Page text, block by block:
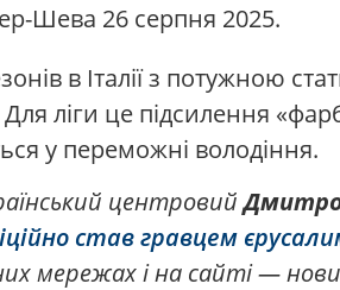
Шева 26 серпня 2025.
в Італії з потужною
Для ліги це підсилення
у переможні володіння.
центровийДмитро
став гравцем
мережах і на сайті —